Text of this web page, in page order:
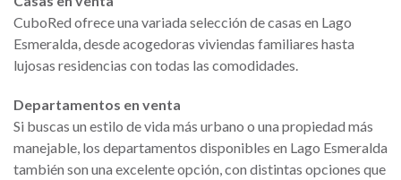
CuboRed ofrece una variada selección de casas en Lago
Esmeralda, desde acogedoras viviendas familiares hasta
lujosas residencias con todas las comodidades.
Departamentos en venta
Si buscas un estilo de vida más urbano o una propiedad más
manejable, los departamentos disponibles en Lago Esmeralda
también son una excelente opción, con distintas opciones que